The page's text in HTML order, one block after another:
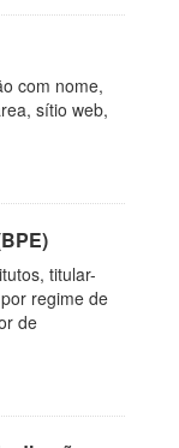
com nome,
sítio web,
titular-
regime de
de